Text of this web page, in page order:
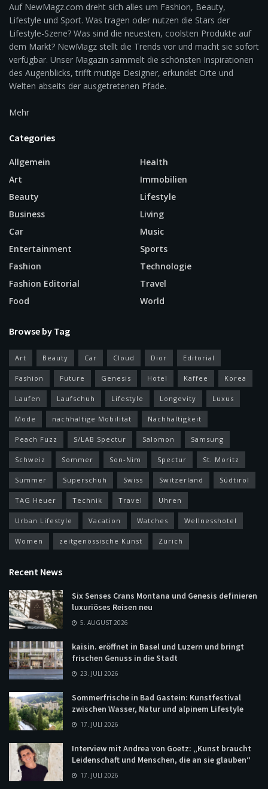
Auf NewMagz.com dreht sich alles um Fashion, Beauty,
Lifestyle und Sport. Was tragen oder nutzen die Stars der
Lifestyle-Szene? Was sind die neuesten, coolsten Produkte auf
dem Markt? NewMagz stellt die Trends vor und macht sie sofort
verfügbar. Unser Magazin sammelt die schönsten Inspirationen
des Augenblicks, trifft mutige Designer, erkundet Orte und
Welten abseits der ausgetretenen Pfade.
Mehr
Categories
Allgemein
Art
Beauty
Business
Car
Entertainment
Fashion
Fashion Editorial
Food
Health
Immobilien
Lifestyle
Living
Music
Sports
Technologie
Travel
World
Browse by Tag
Art Beauty Car Cloud Dior Editorial
Fashion Future Genesis Hotel Kaffee Korea
Laufen Laufschuh Lifestyle Longevity Luxus
Mode nachhaltige Mobilität Nachhaltigkeit
Peach Fuzz S/LAB Spectur Salomon Samsung
Schweiz Sommer Son-Nim Spectur St. Moritz
Summer Superschuh Swiss Switzerland Südtirol
TAG Heuer Technik Travel Uhren
Urban Lifestyle Vacation Watches Wellnesshotel
Women zeitgenössische Kunst Zürich
Recent News
Six Senses Crans Montana und Genesis definieren
luxuriöses Reisen neu
5. AUGUST 2026
kaisin. eröffnet in Basel und Luzern und bringt
frischen Genuss in die Stadt
23. JULI 2026
Sommerfrische in Bad Gastein: Kunstfestival
zwischen Wasser, Natur und alpinem Lifestyle
17. JULI 2026
Interview mit Andrea von Goetz: „Kunst braucht
Leidenschaft und Menschen, die an sie glauben“
17. JULI 2026